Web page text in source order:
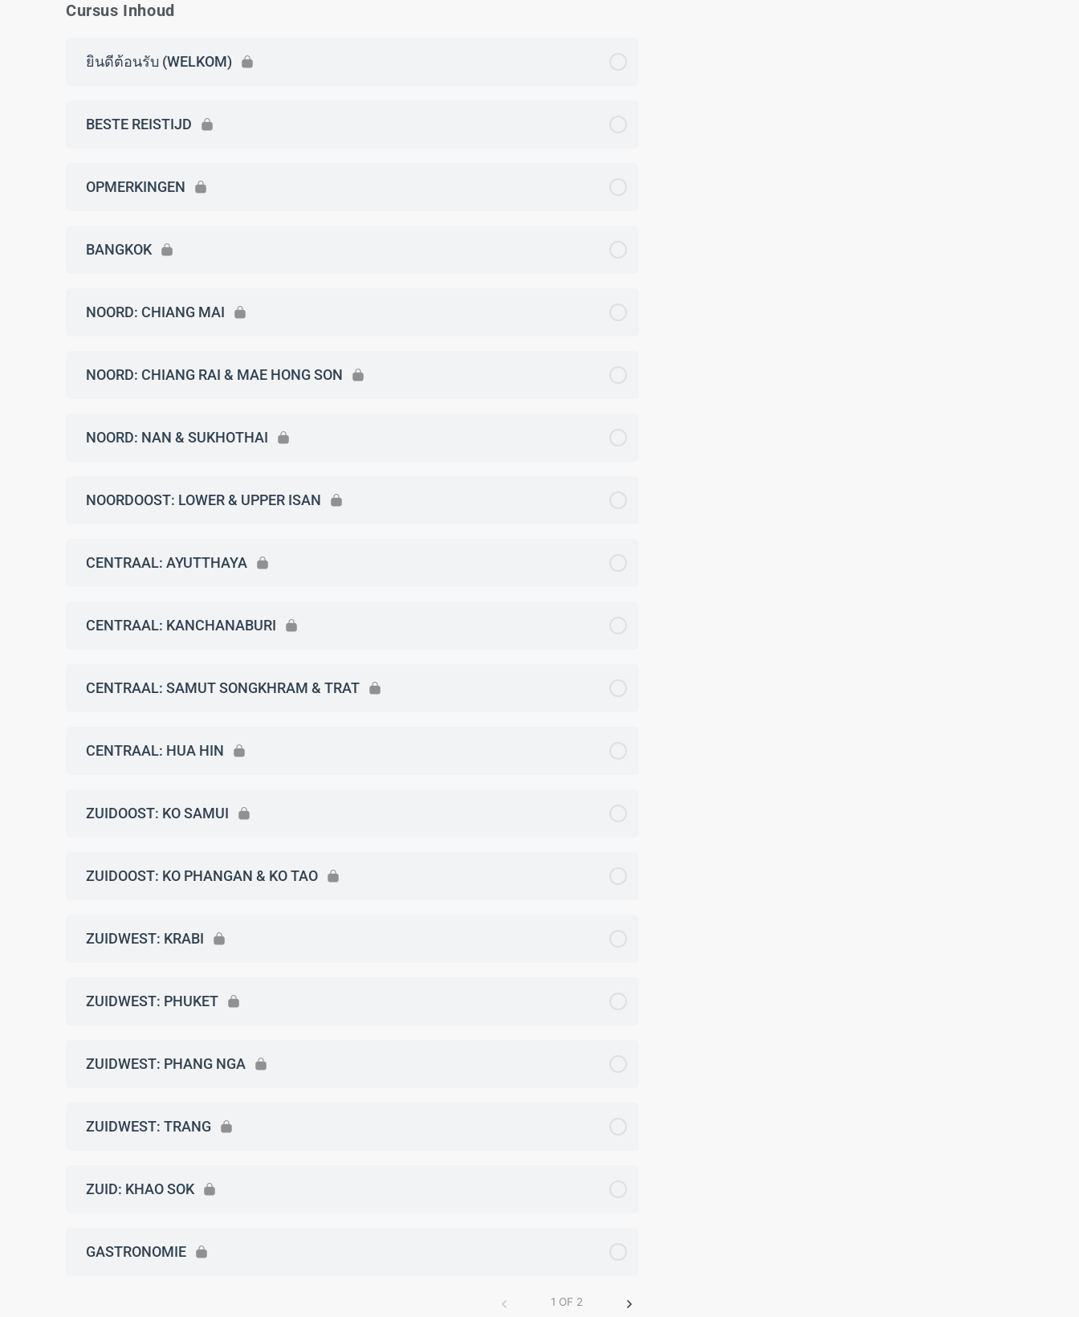
Cursus Inhoud
ยินดีต้อนรับ (WELKOM)
BESTE REISTIJD
OPMERKINGEN
BANGKOK
NOORD: CHIANG MAI
NOORD: CHIANG RAI & MAE HONG SON
NOORD: NAN & SUKHOTHAI
NOORDOOST: LOWER & UPPER ISAN
CENTRAAL: AYUTTHAYA
CENTRAAL: KANCHANABURI
CENTRAAL: SAMUT SONGKHRAM & TRAT
CENTRAAL: HUA HIN
ZUIDOOST: KO SAMUI
ZUIDOOST: KO PHANGAN & KO TAO
ZUIDWEST: KRABI
ZUIDWEST: PHUKET
ZUIDWEST: PHANG NGA
ZUIDWEST: TRANG
ZUID: KHAO SOK
GASTRONOMIE
1 OF 2